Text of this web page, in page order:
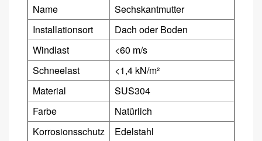
Name
Sechskantmutter
Installationsort
Dach oder Boden
Windlast
<60 m/s
Schneelast
<1,4 kN/m²
Material
SUS304
Farbe
Natürlich
Korrosionsschutz
Edelstahl